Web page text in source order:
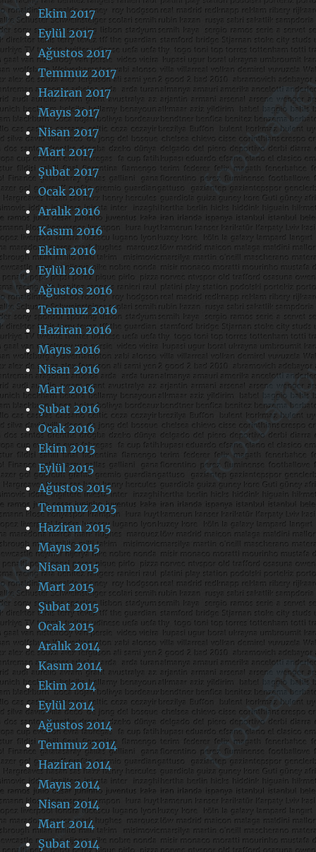
Ekim 2017
Eylül 2017
Ağustos 2017
Temmuz 2017
Haziran 2017
Mayıs 2017
Nisan 2017
Mart 2017
Şubat 2017
Ocak 2017
Aralık 2016
Kasım 2016
Ekim 2016
Eylül 2016
Ağustos 2016
Temmuz 2016
Haziran 2016
Mayıs 2016
Nisan 2016
Mart 2016
Şubat 2016
Ocak 2016
Ekim 2015
Eylül 2015
Ağustos 2015
Temmuz 2015
Haziran 2015
Mayıs 2015
Nisan 2015
Mart 2015
Şubat 2015
Ocak 2015
Aralık 2014
Kasım 2014
Ekim 2014
Eylül 2014
Ağustos 2014
Temmuz 2014
Haziran 2014
Mayıs 2014
Nisan 2014
Mart 2014
Şubat 2014